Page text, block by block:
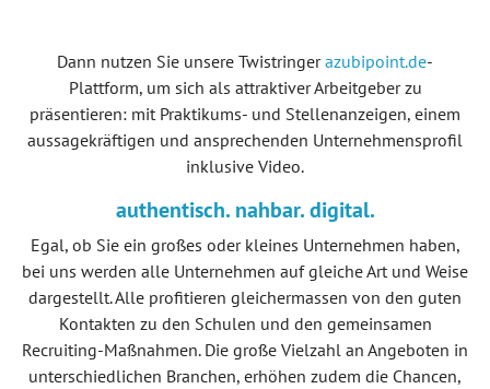
Dann nutzen Sie unsere Twistringerazubipoint.de-
Plattform, um sich als attraktiver Arbeitgeber zu
präsentieren: mit Praktikums- und Stellenanzeigen, einem
aussagekräftigen und ansprechenden Unternehmensprofil
inklusive Video.
authentisch. nahbar. digital.
Egal, ob Sie ein großes oder kleines Unternehmen haben,
bei uns werden alle Unternehmen auf gleiche Art und Weise
dargestellt. Alle profitieren gleichermassen von den guten
Kontakten zu den Schulen und den gemeinsamen
Recruiting-Maßnahmen. Die große Vielzahl an Angeboten in
unterschiedlichen Branchen, erhöhen zudem die Chancen,